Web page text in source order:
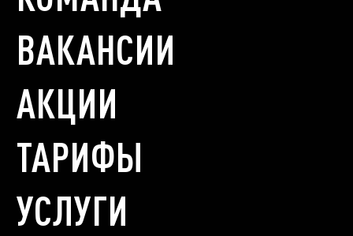
ВАКАНСИИ
АКЦИИ
ТАРИФЫ
УСЛУГИ